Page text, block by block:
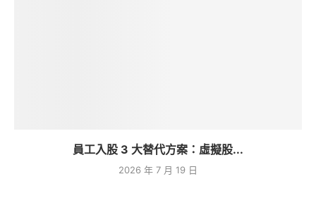
員工入股 3 大替代方案：虛擬股...
2026 年 7 月 19 日